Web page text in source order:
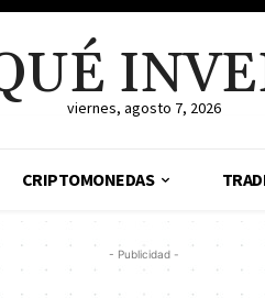
viernes, agosto 7, 2026
CRIPTOMONEDAS
- Publicidad -